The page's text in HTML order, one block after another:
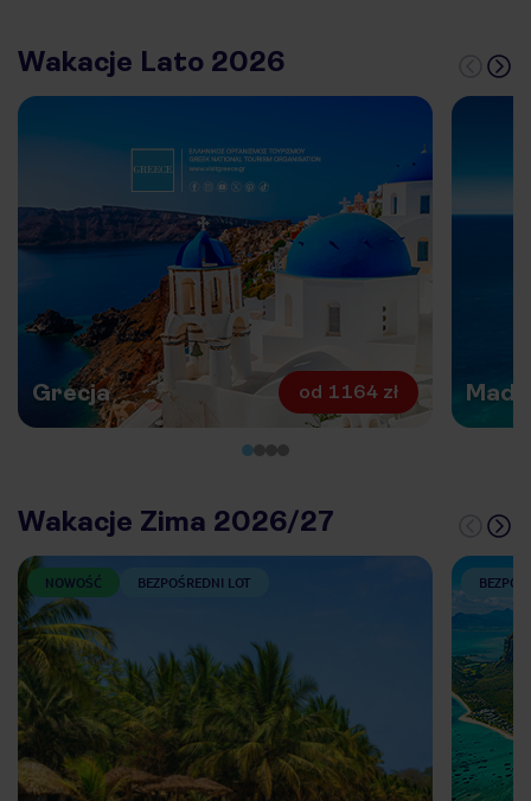
Wakacje Lato 2026
Grecja od 1164 zł
Wakacje Zima 2026/27
NOWOŚĆ BEZPOŚREDNI LOT